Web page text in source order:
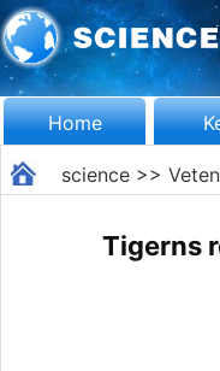
Home
science>>
Tigerns